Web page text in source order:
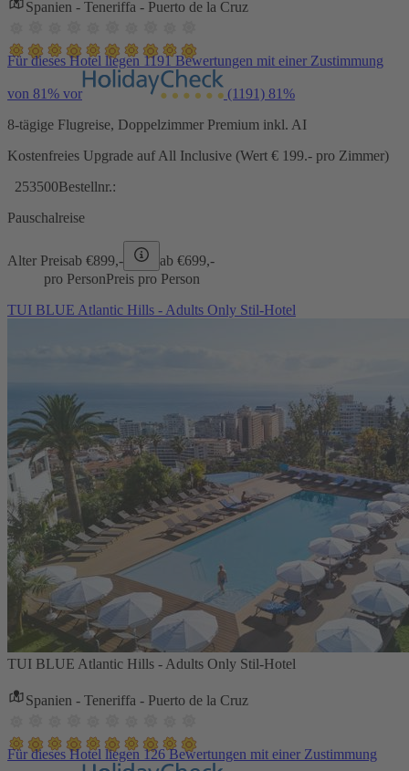
Spanien - Teneriffa - Puerto de la Cruz
Für dieses Hotel liegen 1191 Bewertungen mit einer Zustimmung
von 81% vor (1191) 81%
8-tägige Flugreise, Doppelzimmer Premium inkl. AI
Kostenfreies Upgrade auf All Inclusive (Wert € 199.- pro Zimmer)
253500Bestellnr.:
Pauschalreise
Alter Preisab €899,- ab €699,-
pro PersonPreis pro Person
TUI BLUE Atlantic Hills - Adults Only Stil-Hotel
TUI BLUE Atlantic Hills - Adults Only Stil-Hotel
Spanien - Teneriffa - Puerto de la Cruz
Für dieses Hotel liegen 126 Bewertungen mit einer Zustimmung